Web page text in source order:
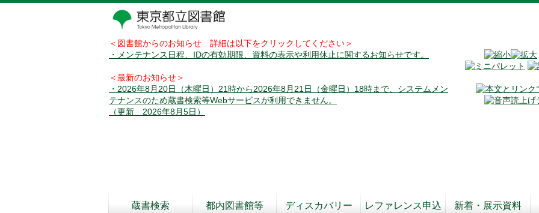
＜図書館からのお知らせ 詳細は以下をクリックしてください＞
・メンテナンス日程、IDの有効期限、資料の表示や利用休止に関するお知らせです。
＜最新のお知らせ＞
・2026年8月20日（木曜日）21時から2026年8月21日（金曜日）18時まで、システムメン
テナンスのため蔵書検索等Webサービスが利用できません。
（更新 2026年8月5日）
蔵書検索
都内図書館等
ディスカバリー
レファレンス申込
新着・展示資料